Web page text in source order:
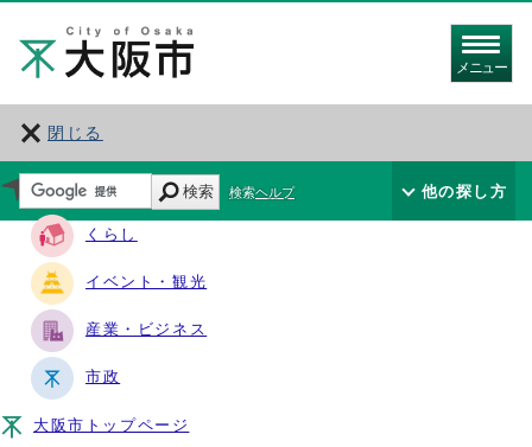
メニュー
閉じる
サイト・ナビ
くらし
イベント・観光
産業・ビジネス
市政
大阪市トップページ
検索 検索ヘルプ 他の探し方